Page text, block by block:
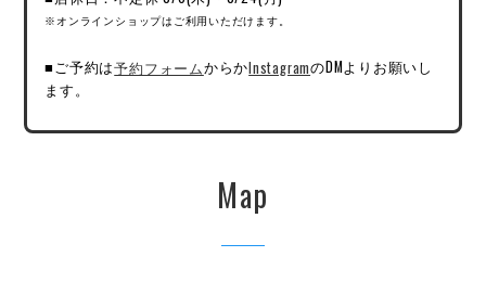
※オンラインショップはご利用いただけます。
■ご予約は予約フォームからかInstagramのDMよりお願いし
ます。
Map